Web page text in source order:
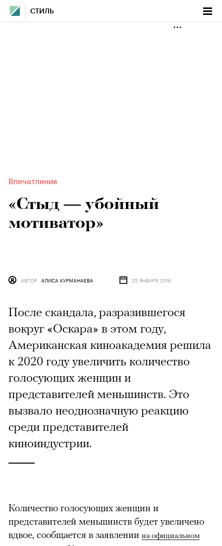
СТИЛЬ
Впечатления
«Стыд — убойный
мотиватор»
АВТОР АЛИСА КУРМАНАЕВА 25 ЯНВАРЯ 2016
После скандала, разразившегося
вокруг «Оскара» в этом году,
Американская киноакадемия решила
к 2020 году увеличить количество
голосующих женщин и
представителей меньшинств. Это
вызвало неоднозначную реакцию
среди представителей
киноиндустрии.
Количество голосующих женщин и
представителей меньшинств будет увеличено
вдвое, сообщается в заявлении на официальном